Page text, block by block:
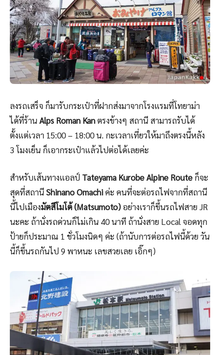
ลงรถเสร็จ ก็มารับกระเป๋าที่ฝากส่งมาจากโรงแรมที่โทยาม่า
ได้ที่ร้านAlps Roman Kanตรงข้างๆ สถานี สามารถรับได้
ตั้งแต่เวลา 15:00 – 18:00 น. กะเวลาเที่ยวให้มาถึงตรงนี้หลัง
3 โมงเย็น ก็เอากระเป๋าแล้วไปต่อได้เลยค่ะ
สำหรับเส้นทางแอลป์ Tateyama Kurobe Alpine Route ก็จะ
สุดที่สถานีShinano Omachiค่ะ คนที่จะต่อรถไฟจากที่สถานี
นี้ไปเมืองมัตสึโมโต้ (Matsumoto) อย่างเราก็ขึ้นรถไฟสาย JR
นะคะ ถ้านั่งรถด่วนก็ไม่เกิน 40 นาที ถ้านั่งสาย Local จอดทุก
ป้ายก็ประมาณ 1 ชั่วโมงนิดๆ ค่ะ (ถ้านับการต่อรถไฟนี้ด้วย วัน
นี้ก็ขึ้นรถกันไป 9 พาหนะ เลขสวยเลย เอิ๊กๆ)